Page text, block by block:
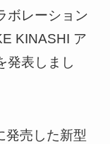
ボレーション
KINASHI ア
発表しまし
発売した新型